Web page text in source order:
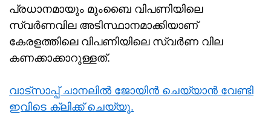
പ്രധാനമായും മുംബൈ വിപണിയിലെ
സ്വർണവില അടിസ്ഥാനമാക്കിയാണ്
കേരളത്തിലെ വിപണിയിലെ സ്വർണ വില
കണക്കാക്കാറുള്ളത്.
വാട്സാപ്പ് ചാനലിൽ ജോയിൻ ചെയ്യാൻ വേണ്ടി
ഇവിടെ ക്ലിക്ക് ചെയ്യൂ.